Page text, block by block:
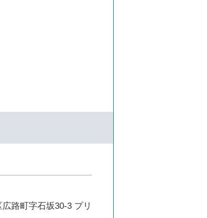
路町字石坂30-3 プリ